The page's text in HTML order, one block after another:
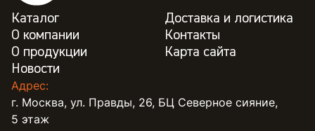
Каталог
О компании
О продукции
Новости
Доставка и логистика
Контакты
Карта сайта
Адрес:
г. Москва, ул. Правды, 26, БЦ Северное сияние,
5 этаж